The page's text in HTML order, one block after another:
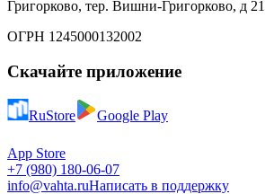
Григорково, тер. Вишни-Григорково, д 21
ОГРН 1245000132002
Скачайте приложение
RuStore Google Play
App Store
+7 (980) 180-06-07
info@vahta.ruНаписать в поддержку